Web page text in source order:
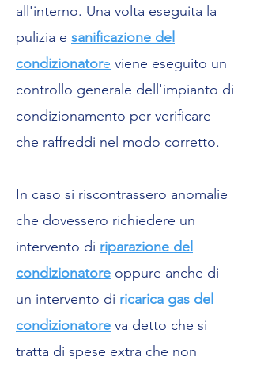
all'interno. Una volta eseguita la
pulizia e sanificazione del
condizionatore viene eseguito un
controllo generale dell'impianto di
condizionamento per verificare
che raffreddi nel modo corretto.
In caso si riscontrassero anomalie
che dovessero richiedere un
intervento di riparazione del
condizionatore oppure anche di
un intervento di ricarica gas del
condizionatore va detto che si
tratta di spese extra che non